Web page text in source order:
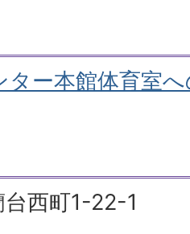
ター本館体育室
西町1-22-1